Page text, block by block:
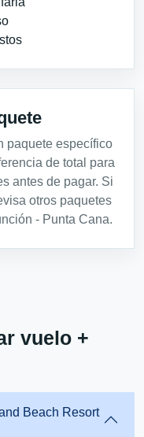
paquete específico
de total para
antes de pagar. Si
otros paquetes
- Punta Cana.
vuelo +
Beach Resort